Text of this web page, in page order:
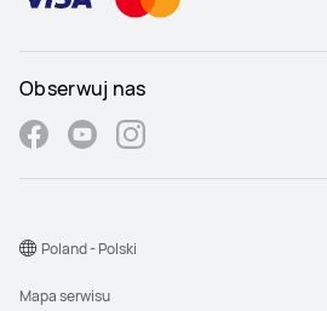
Obserwuj nas
Mapa serwisu
Poland - Polski